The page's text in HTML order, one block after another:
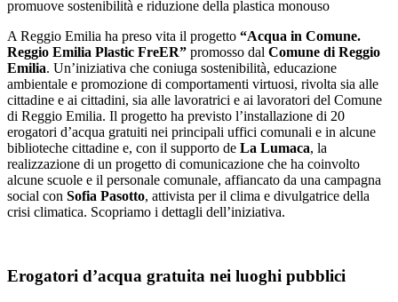
promuove sostenibilità e riduzione della plastica monouso
A Reggio Emilia ha preso vita il progetto “Acqua in Comune.
Reggio Emilia Plastic FreER” promosso dal Comune di Reggio
Emilia. Un’iniziativa che coniuga sostenibilità, educazione
ambientale e promozione di comportamenti virtuosi, rivolta sia alle
cittadine e ai cittadini, sia alle lavoratrici e ai lavoratori del Comune
di Reggio Emilia. Il progetto ha previsto l’installazione di 20
erogatori d’acqua gratuiti nei principali uffici comunali e in alcune
biblioteche cittadine e, con il supporto de La Lumaca, la
realizzazione di un progetto di comunicazione che ha coinvolto
alcune scuole e il personale comunale, affiancato da una campagna
social con Sofia Pasotto, attivista per il clima e divulgatrice della
crisi climatica. Scopriamo i dettagli dell’iniziativa.
Erogatori d’acqua gratuita nei luoghi pubblici